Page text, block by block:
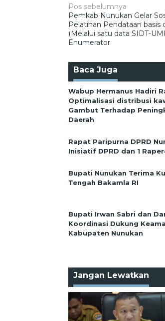
Navigasi
pos
Pos sebelumnya
Pemkab Nunukan Gelar
Pelatihan Pendataan basis
(Melalui satu data SIDT-
Enumerator
Baca Juga
Wabup Hermanus Hadiri
Optimalisasi distribusi
Gambut Terhadap
Daerah
Rapat Paripurna DPRD
Inisiatif DPRD dan 1
Bupati Nunukan Terima
Tengah Bakamla RI
Bupati Irwan Sabri dan
Koordinasi Dukung
Kabupaten Nunukan
Jangan Lewatkan